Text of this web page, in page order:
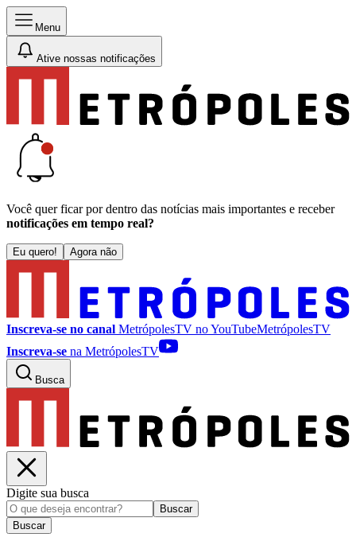
Menu
Ative nossas notificações
Você quer ficar por dentro das notícias mais importantes e receber
notificações em tempo real?
Eu quero! Agora não
Inscreva-se no canal MetrópolesTV noYouTubeMetrópolesTV
Inscreva-se na MetrópolesTV
Busca
Digite sua busca
Buscar
Buscar